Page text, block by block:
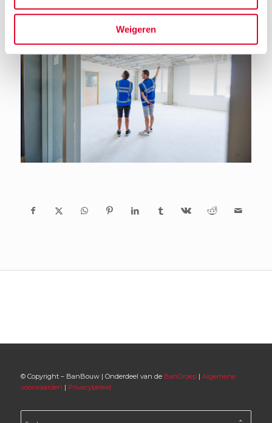
Weigeren
© Copyright – BanBouw | Onderdeel van de BanGroep| Algemene
voorwaarden | Privacybeleid